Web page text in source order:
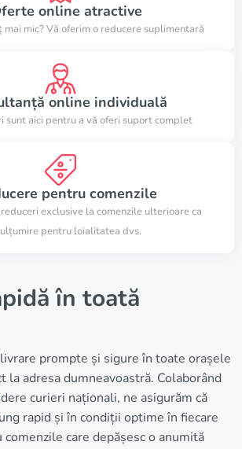
online atractive
mic? Vă oferim o reducere suplimentară
online individuală
sunt aici pentru a vă oferi suport complet
pentru comenzile
exclusive la comenzile ulterioare ca
pentru loialitatea dvs.
în toată
prompte și sigure în toate orașele
la adresa dumneavoastră. Colaborând
curieri naționali, ne asigurăm că
rapid și în condiții optime în fiecare
care depășesc o anumită